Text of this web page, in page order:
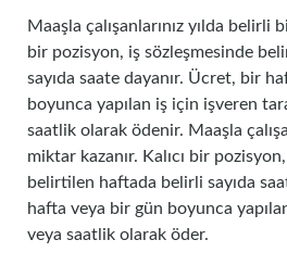
Maaşla çalışanlarınız yılda belirli
bir pozisyon, iş sözleşmesinde
sayıda saate dayanır. Ücret, bir
boyunca yapılan iş için işveren
saatlik olarak ödenir. Maaşla
miktar kazanır. Kalıcı bir
belirtilen haftada belirli sayıda
hafta veya bir gün boyunca
veya saatlik olarak öder.